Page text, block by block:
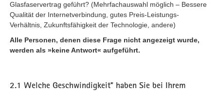
Glasfaservertrag geführt? (Mehrfachauswahl möglich – Bessere
Qualität der Internetverbindung, gutes Preis-Leistungs-
Verhältnis, Zukunftsfähigkeit der Technologie, andere)
Alle Personen, denen diese Frage nicht angezeigt wurde,
werden als »keine Antwort« aufgeführt.
2.1 Welche Geschwindigkeit* haben Sie bei Ihrem